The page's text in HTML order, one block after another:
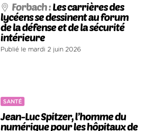
Forbach :Les carrières des
lycéens se dessinent au forum
de la défense et de la sécurité
intérieure
Publié le mardi 2 juin 2026
SANTÉ
Jean-Luc Spitzer, l’homme du
numérique pour les hôpitaux de